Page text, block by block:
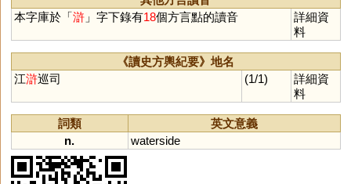
本字庫於「滸」字下錄有18個方言點的讀音
詳細資
料
《讀史方輿紀要》地名
江滸巡司 (1/1)
詳細資
料
詞類
英文意義
n.
waterside